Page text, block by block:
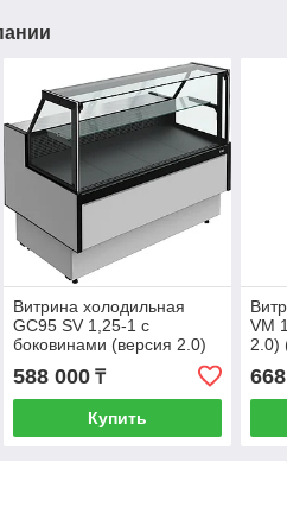
Витрина холодильная
GC95 SV 1,25-1 с
боковинами (версия 2.0)
(9006-9005)
588 000₸
Купить
VM
2.0)